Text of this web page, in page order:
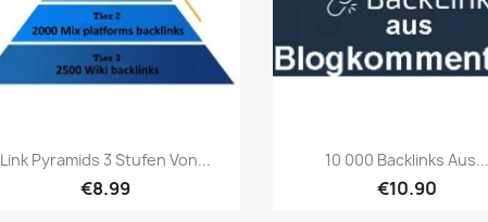
เปิดหน้าต่างย่อ
Link Pyramids 3 Stufen Von...
€8.99
เปิดหน้าต่างย่อ
10 000 Backlinks Aus...
€10.90